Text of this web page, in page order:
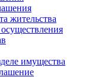
жительства
имущества